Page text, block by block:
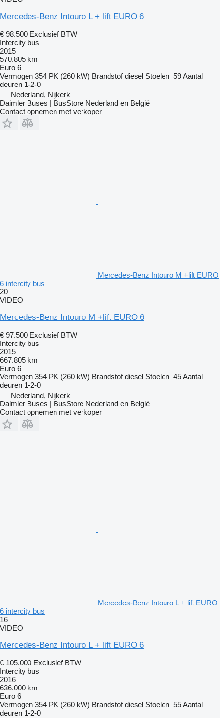
Mercedes-Benz Intouro L + lift EURO 6
€ 98.500 Exclusief BTW
Intercity bus
2015
570.805 km
Euro 6
Vermogen 354 PK (260 kW) Brandstof diesel Stoelen 59Aantal
deuren 1-2-0
Nederland, Nijkerk
Daimler Buses | BusStore Nederland en België
Contact opnemen met verkoper
Mercedes-Benz Intouro M +lift EURO
6 intercity bus
20
VIDEO
Mercedes-Benz Intouro M +lift EURO 6
€ 97.500 Exclusief BTW
Intercity bus
2015
667.805 km
Euro 6
Vermogen 354 PK (260 kW) Brandstof diesel Stoelen 45Aantal
deuren 1-2-0
Nederland, Nijkerk
Daimler Buses | BusStore Nederland en België
Contact opnemen met verkoper
Mercedes-Benz Intouro L + lift EURO
6 intercity bus
16
VIDEO
Mercedes-Benz Intouro L + lift EURO 6
€ 105.000 Exclusief BTW
Intercity bus
2016
636.000 km
Euro 6
Vermogen 354 PK (260 kW) Brandstof diesel Stoelen 55Aantal
deuren 1-2-0